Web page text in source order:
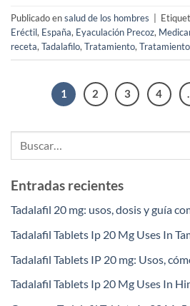
Publicado ensalud de los hombres
Eréctil, España, Eyaculación Precoz,
receta,Tadalafilo,Tratamiento,
1 2 3 4
Entradas recientes
Tadalafil 20 mg: usos, dosis y guía
Tadalafil Tablets Ip 20 Mg Uses In
Tadalafil Tablets IP 20 mg: Usos,
Tadalafil Tablets Ip 20 Mg Uses In